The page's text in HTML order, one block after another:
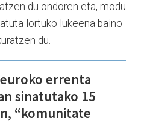
du ondoren eta, modu
lortuko lukeena baino
du.
errenta
sinatutako 15
“komunitate